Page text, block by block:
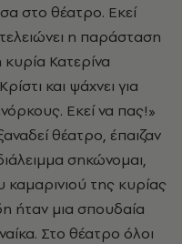
στο θέατρο. Εκεί
η παράσταση
Κατερίνα
και ψάχνει για
Εκεί να πας!»
θέατρο, έπαιζαν
σηκώνομαι,
της κυρίας
ήταν μια σπουδαία
Στο θέατρο όλοι